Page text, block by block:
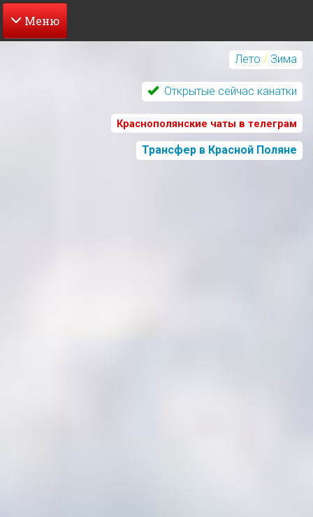
Перейти
Лето / Зима
Открытые сейчас канатки
Краснополянские чаты в телеграм
Трансфер в Красной Поляне